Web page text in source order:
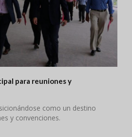
para reuniones y
como un destino
y convenciones.